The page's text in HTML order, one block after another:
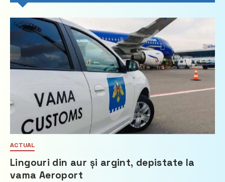
ACTUAL
Lingouri din aur și argint, depistate la
vama Aeroport